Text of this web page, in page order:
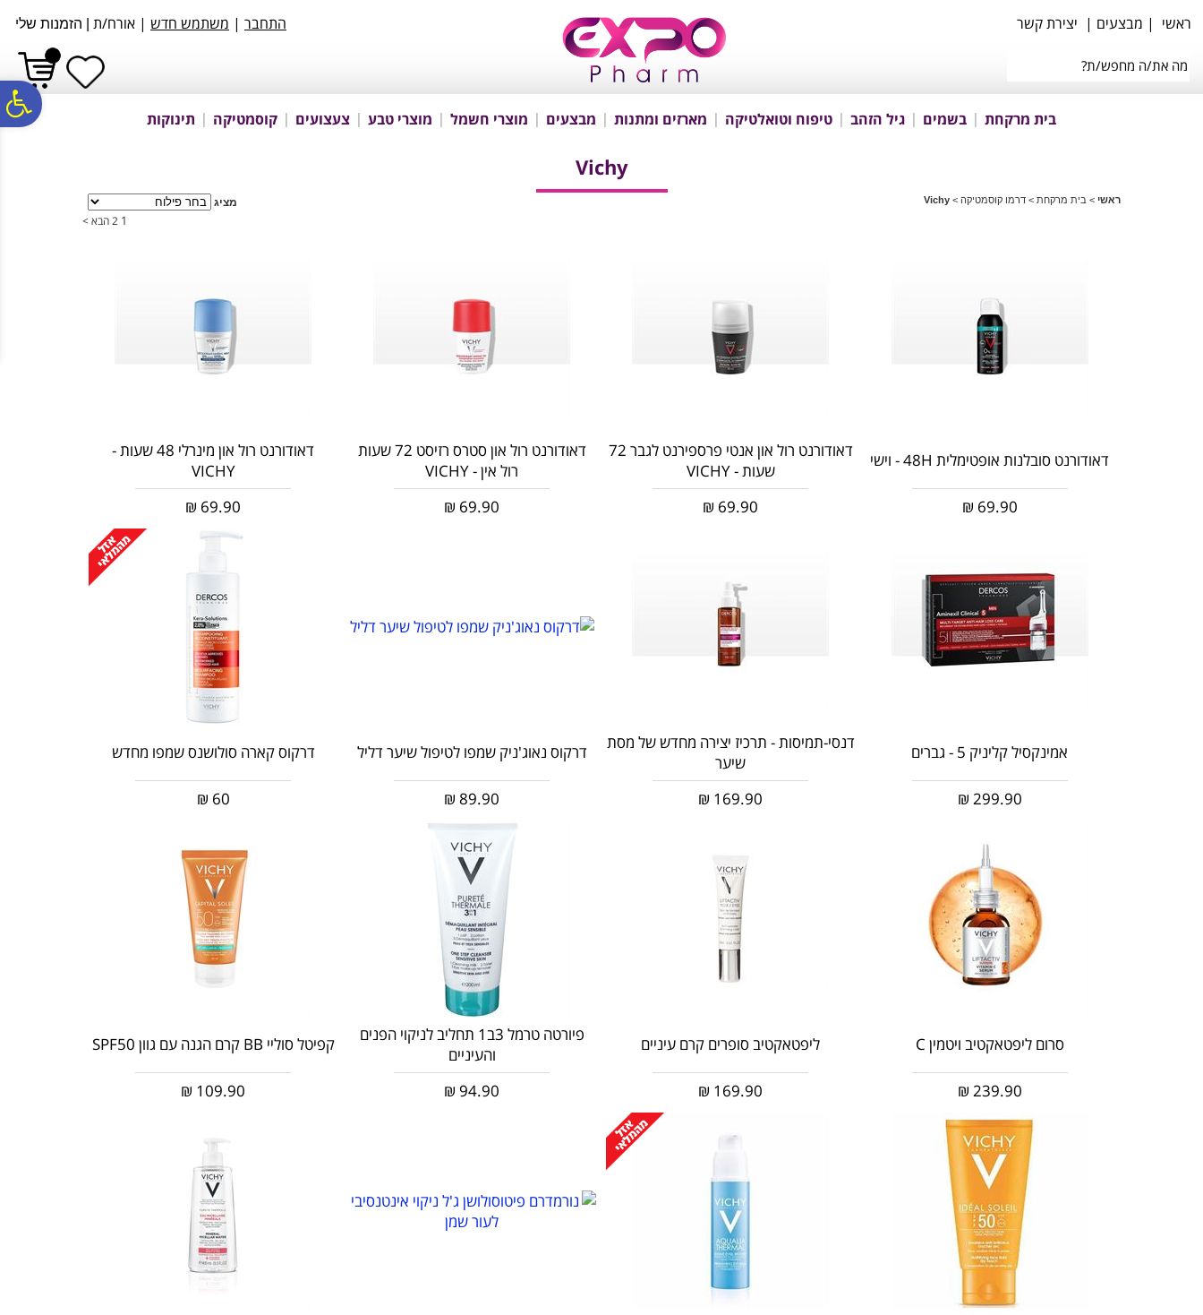
נגישות
אתר
המרכזי
ראשי | מבצעים | יצירת קשר התחבר | משתמש חדש | אורח/ת הזמנות שלי
בית מרקחת בשמים גיל הזהב טיפוח וטואלטיקה מארזים ומתנות מבצעים מוצרי חשמל מוצרי טבע צעצועים קוסמטיקה תינוקות
Vichy
ראשי > בית מרקחת > דרמו קוסמטיקה >
Vichy מציג
1
2הבא >
דאודורנט סובלנות אופטימלית 48H - וישי
69.90
₪
דאודורנט רול און אנטי פרספירנט לגבר 72
שעות - VICHY
69.90
₪
דאודורנט רול און סטרס רזיסט 72 שעות
רול אין - VICHY
69.90
₪
דאודורנט רול און מינרלי 48 שעות -
VICHY
69.90
₪
אמינקסיל קליניק 5 - גברים
299.90
₪
דנסי-תמיסות - תרכיז יצירה מחדש של מסת
שיער
169.90
₪
דרקוס נאוג'ניק שמפו לטיפול שיער דליל
89.90
₪
דרקוס קארה סולושנס שמפו מחדש
60
₪
סרום ליפטאקטיב ויטמין C
239.90
₪
ליפטאקטיב סופרים קרם עיניים
169.90
₪
פיורטה טרמל 3ב1 תחליב לניקוי הפנים
והעיניים
94.90
₪
קפיטל סוליי BB קרם הגנה עם גוון SPF50
109.90
₪